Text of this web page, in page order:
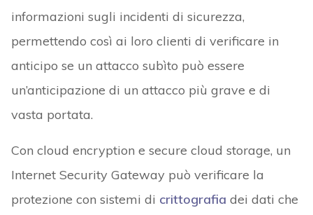
informazioni sugli incidenti di sicurezza,
permettendo così ai loro clienti di verificare in
anticipo se un attacco subìto può essere
un’anticipazione di un attacco più grave e di
vasta portata.
Con cloud encryption e secure cloud storage, un
Internet Security Gateway può verificare la
protezione con sistemi di crittografia dei dati che